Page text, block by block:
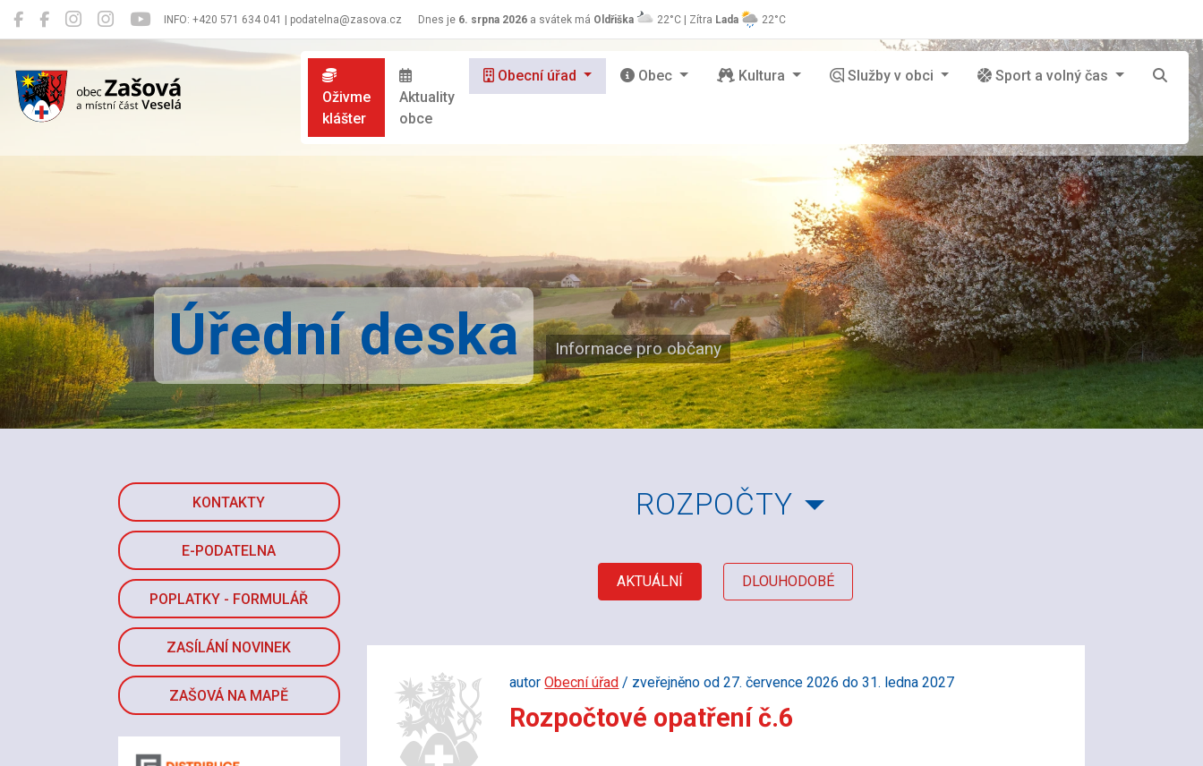
INFO: +420 571 634 041 | podatelna@zasova.cz Dnes je 6. srpna 2026a svátek má Oldřiška 22°C | Zítra Lada 22°C
Zašová
Oživme
klášter
Aktuality
obce
Obecní úřad Obec Kultura Služby v obci Sport a volný čas
Úřední deska Informace pro občany
KONTAKTY
E-PODATELNA
POPLATKY - FORMULÁŘ
ZASÍLÁNÍ NOVINEK
ZAŠOVÁ NA MAPĚ
ROZPOČTY
AKTUÁLNÍ DLOUHODOBÉ
autorObecní úřad / zveřejněno od 27. července 2026 do 31. ledna 2027
Rozpočtové opatření č.6